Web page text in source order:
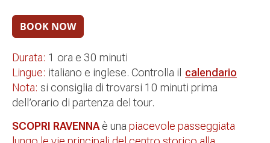
Durata: 1 ora e 30 minuti
Lingue: italiano e inglese. Controlla il calendario
Nota: si consiglia di trovarsi 10 minuti prima
dell’orario di partenza del tour.
SCOPRI RAVENNA è una piacevole passeggiata